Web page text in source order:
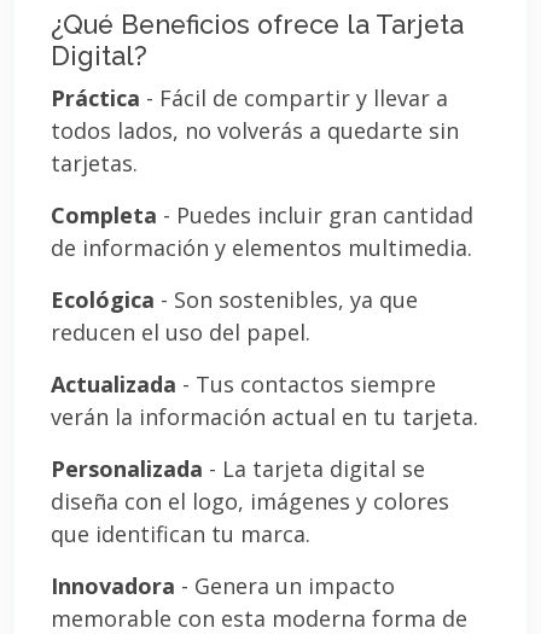
¿Qué Beneficios ofrece la Tarjeta
Digital?
Práctica - Fácil de compartir y llevar a
todos lados, no volverás a quedarte sin
tarjetas.
Completa - Puedes incluir gran cantidad
de información y elementos multimedia.
Ecológica - Son sostenibles, ya que
reducen el uso del papel.
Actualizada - Tus contactos siempre
verán la información actual en tu tarjeta.
Personalizada - La tarjeta digital se
diseña con el logo, imágenes y colores
que identifican tu marca.
Innovadora - Genera un impacto
memorable con esta moderna forma de